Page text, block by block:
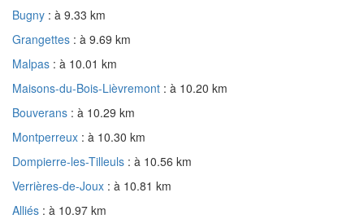
Bugny : à 9.33 km
Grangettes : à 9.69 km
Malpas : à 10.01 km
Maisons-du-Bois-Lièvremont : à 10.20 km
Bouverans : à 10.29 km
Montperreux : à 10.30 km
Dompierre-les-Tilleuls : à 10.56 km
Verrières-de-Joux : à 10.81 km
Alliés : à 10.97 km